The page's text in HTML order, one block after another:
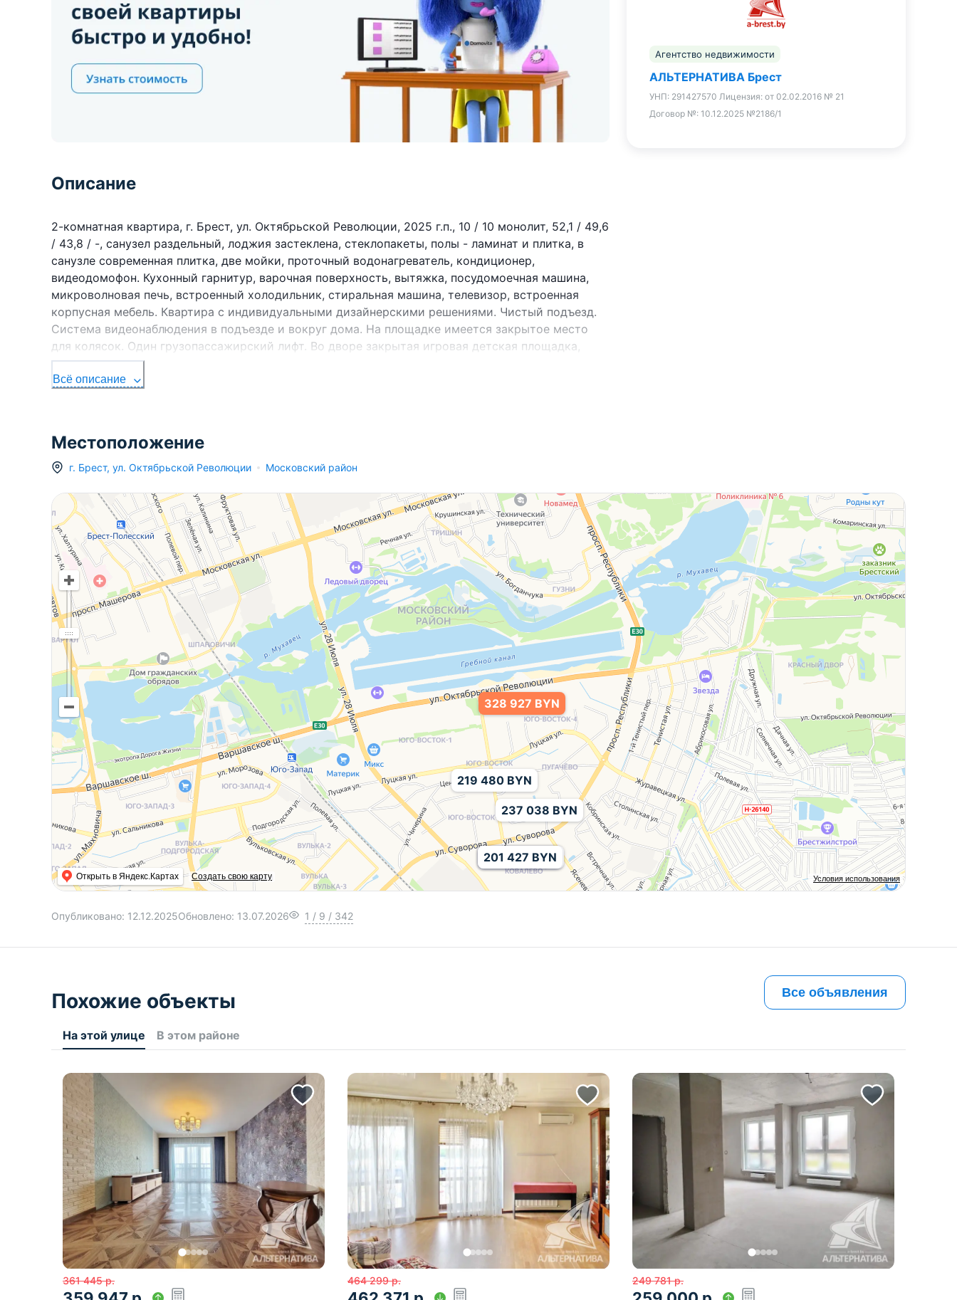
Описание
2-комнатная квартира, г. Брест, ул. Октябрьской Революции, 2025 г.п., 10 / 10 монолит, 52,1 / 49,6
/ 43,8 / -, санузел раздельный, лоджия застеклена, стеклопакеты, полы - ламинат и плитка, в
санузле современная плитка, две мойки, проточный водонагреватель, кондиционер,
видеодомофон. Кухонный гарнитур, варочная поверхность, вытяжка, посудомоечная машина,
микроволновая печь, встроенный холодильник, стиральная машина, телевизор, встроенная
корпусная мебель. Квартира с индивидуальными дизайнерскими решениями. Чистый подъезд.
Система видеонаблюдения в подъезде и вокруг дома. На площадке имеется закрытое место
для колясок. Один грузопассажирский лифт. Во дворе закрытая игровая детская площадка,
парковка для автомобилей. Лот - 252186. Смотреть подробнее.
Всё описание
Агентство недвижимости
АЛЬТЕРНАТИВА Брест
УНП: 291427570 Лицензия: от 02.02.2016 № 21
Договор №: 10.12.2025 №2186/1
Местоположение
г. Брест, ул. Октябрьской Революции Московский район
Условия использования
Открыть в Яндекс.Картах Создать свою карту
219 480 BYN
219 187 BYN
204 555 BYN
201 427 BYN
237 038 BYN
328 927 BYN
Опубликовано: 12.12.2025Обновлено: 13.07.2026 1 / 9 / 342
Похожие объекты Все объявления
На этой улице В этом районе
361 445 р. 464 299 р. 249 781 р.